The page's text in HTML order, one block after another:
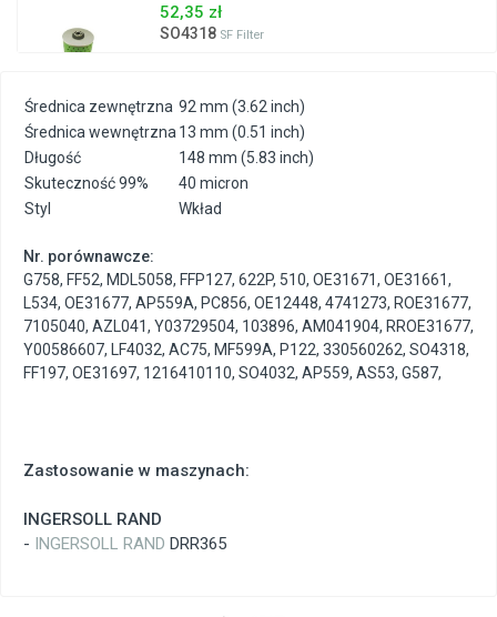
52,35 zł
SO4318 SF Filter
Zastosowanie w maszynach:
INGERSOLL RAND
- INGERSOLL RAND DRR365
Średnica zewnętrzna 92 mm (3.62 inch)
Średnica wewnętrzna 13 mm (0.51 inch)
Długość
148 mm (5.83 inch)
Skuteczność 99%
40 micron
Styl
Wkład
Nr. porównawcze:
G758, FF52, MDL5058, FFP127, 622P, 510, OE31671, OE31661,
L534, OE31677, AP559A, PC856, OE12448, 4741273, ROE31677,
7105040, AZL041, Y03729504, 103896, AM041904, RROE31677,
Y00586607, LF4032, AC75, MF599A, P122, 330560262, SO4318,
FF197, OE31697, 1216410110, SO4032, AP559, AS53, G587,